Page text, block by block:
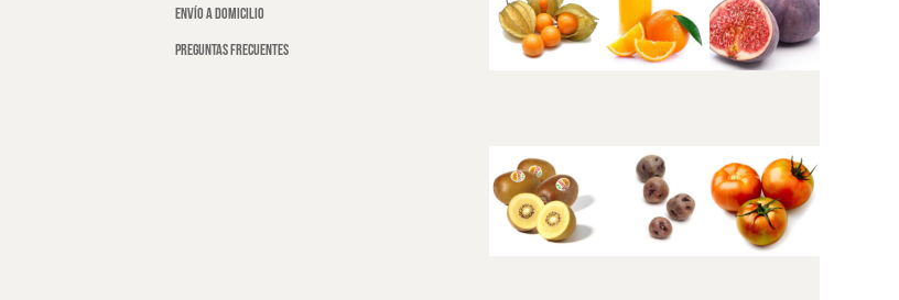
Envío a domicilio
Preguntas frecuentes